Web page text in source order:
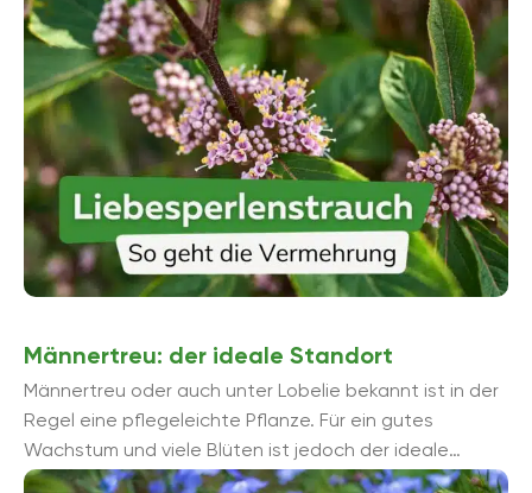
über Stecklinge, ...
Männertreu: der ideale Standort
Männertreu oder auch unter Lobelie bekannt ist in der
Regel eine pflegeleichte Pflanze. Für ein gutes
Wachstum und viele Blüten ist jedoch der ideale
Standort ein wichtiger ...